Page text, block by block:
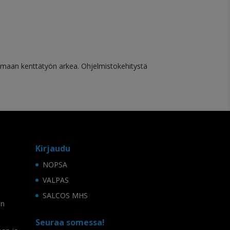
kenttätyön arkea. Ohjelmistokehitystä
Kirjaudu
NOPSA
VALPAS
SALCOS MHS
Seuraa somessa!